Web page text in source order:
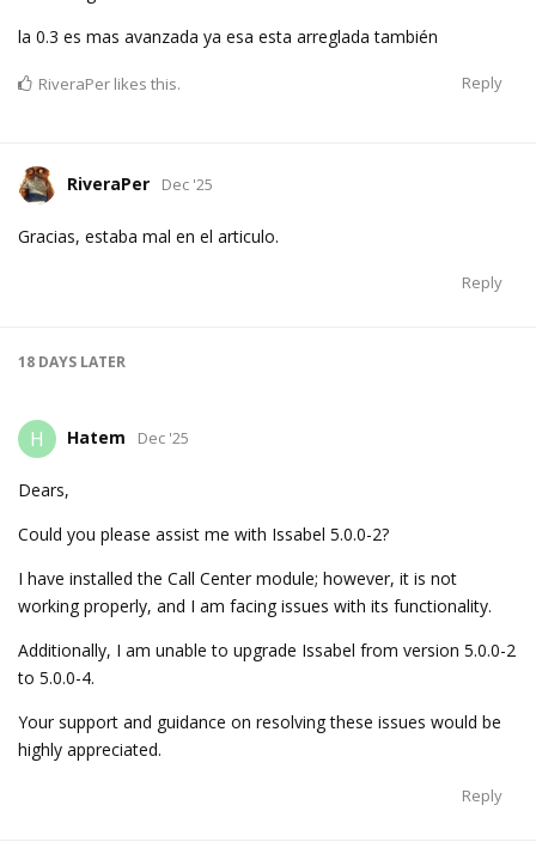
la 0.3 es mas avanzada ya esa esta arreglada también
Reply
RiveraPer likes this.
RiveraPer Dec '25
Gracias, estaba mal en el articulo.
Reply
18 DAYS LATER
H Hatem Dec '25
Dears,
Could you please assist me with Issabel 5.0.0-2?
I have installed the Call Center module; however, it is not
working properly, and I am facing issues with its functionality.
Additionally, I am unable to upgrade Issabel from version 5.0.0-2
to 5.0.0-4.
Your support and guidance on resolving these issues would be
highly appreciated.
Reply